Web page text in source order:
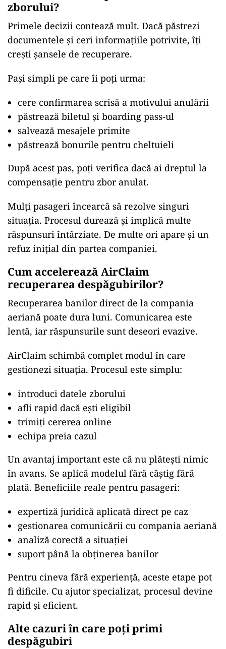
zborului?
Primele decizii contează mult. Dacă păstrezi
documentele și ceri informațiile potrivite, îți
crești șansele de recuperare.
Pași simpli pe care îi poți urma:
cere confirmarea scrisă a motivului anulării
păstrează biletul și boarding pass-ul
salvează mesajele primite
păstrează bonurile pentru cheltuieli
După acest pas, poți verifica dacă ai dreptul la
compensație pentru zbor anulat.
Mulți pasageri încearcă să rezolve singuri
situația. Procesul durează și implică multe
răspunsuri întârziate. De multe ori apare și un
refuz inițial din partea companiei.
Cum accelerează AirClaim
recuperarea despăgubirilor?
Recuperarea banilor direct de la compania
aeriană poate dura luni. Comunicarea este
lentă, iar răspunsurile sunt deseori evazive.
AirClaim schimbă complet modul în care
gestionezi situația. Procesul este simplu:
introduci datele zborului
afli rapid dacă ești eligibil
trimiți cererea online
echipa preia cazul
Un avantaj important este că nu plătești nimic
în avans. Se aplică modelul fără câștig fără
plată. Beneficiile reale pentru pasageri:
expertiză juridică aplicată direct pe caz
gestionarea comunicării cu compania aeriană
analiză corectă a situației
suport până la obținerea banilor
Pentru cineva fără experiență, aceste etape pot
fi dificile. Cu ajutor specializat, procesul devine
rapid și eficient.
Alte cazuri în care poți primi
despăgubiri